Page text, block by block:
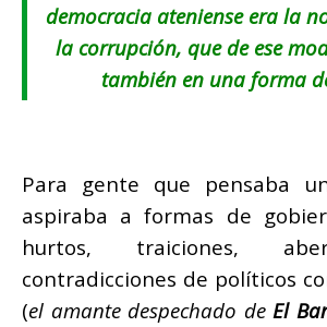
democracia ateniense era la
la corrupción, que de ese
también en una forma
Para gente que pensaba
aspiraba a formas de
hurtos, traiciones,
contradicciones de políticos
(el amante despechado deEl